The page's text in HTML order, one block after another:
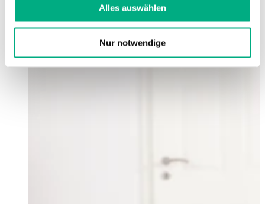
DatenschutzerklärungundImpressum
Alles auswählen
Nur notwendige